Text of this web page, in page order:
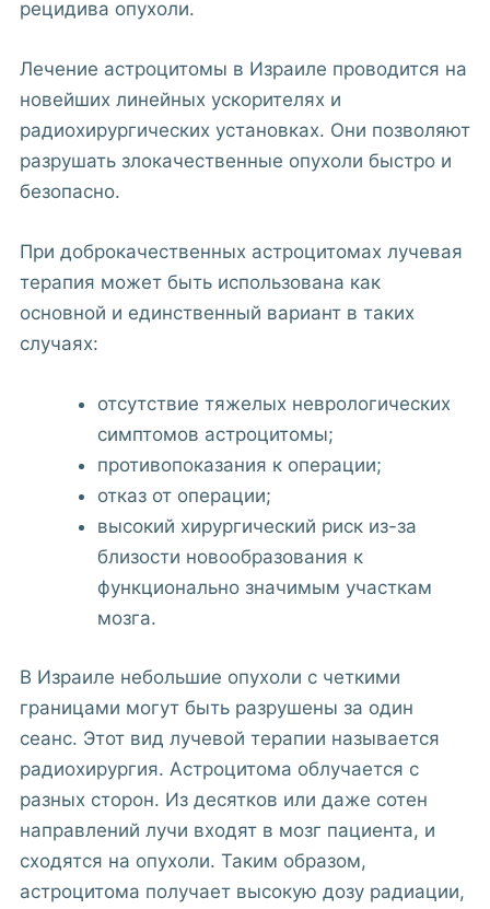
рецидива опухоли.
Лечение астроцитомы в Израиле проводится на
новейших линейных ускорителях и
радиохирургических установках. Они позволяют
разрушать злокачественные опухоли быстро и
безопасно.
При доброкачественных астроцитомах лучевая
терапия может быть использована как
основной и единственный вариант в таких
случаях:
отсутствие тяжелых неврологических
симптомов астроцитомы;
противопоказания к операции;
отказ от операции;
высокий хирургический риск из-за
близости новообразования к
функционально значимым участкам
мозга.
В Израиле небольшие опухоли с четкими
границами могут быть разрушены за один
сеанс. Этот вид лучевой терапии называется
радиохирургия. Астроцитома облучается с
разных сторон. Из десятков или даже сотен
направлений лучи входят в мозг пациента, и
сходятся на опухоли. Таким образом,
астроцитома получает высокую дозу радиации,